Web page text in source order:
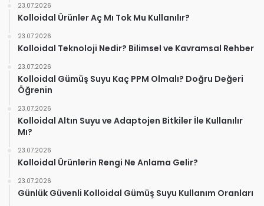
23.07.2026
Kolloidal Ürünler Aç Mı Tok Mu Kullanılır?
23.07.2026
Kolloidal Teknoloji Nedir? Bilimsel ve Kavramsal Rehber
23.07.2026
Kolloidal Gümüş Suyu Kaç PPM Olmalı? Doğru Değeri
Öğrenin
23.07.2026
Kolloidal Altın Suyu ve Adaptojen Bitkiler İle Kullanılır
Mı?
23.07.2026
Kolloidal Ürünlerin Rengi Ne Anlama Gelir?
23.07.2026
Günlük Güvenli Kolloidal Gümüş Suyu Kullanım Oranları